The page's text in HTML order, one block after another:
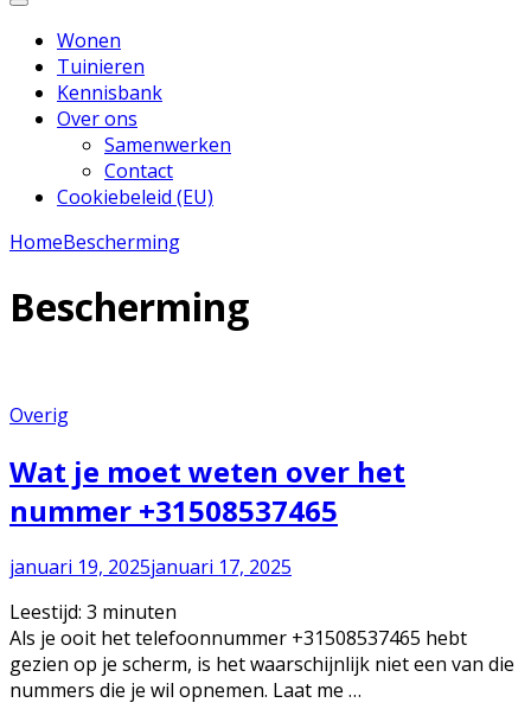
Huizen en Tuinen
Inspiratie voor wonen en tuinieren
Wonen
Tuinieren
Kennisbank
Over ons
Samenwerken
Contact
Cookiebeleid (EU)
HomeBescherming
Bescherming
Overig
Wat je moet weten over het
nummer +31508537465
januari 19, 2025januari 17, 2025
Leestijd: 3 minuten
Als je ooit het telefoonnummer +31508537465 hebt
gezien op je scherm, is het waarschijnlijk niet een van die
nummers die je wil opnemen. Laat me …